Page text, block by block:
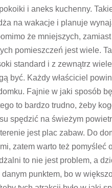
i aneks kuchenny.
na wakacje i planuje
że mniejszych,
pomieszczeń jest wiele.
standard i z zewnątrz
być. Każdy właściciel
Fajnie w jaki sposób
to bardzo trudno, żeby
spędzić na świeżym
jest plac zabaw. Do
zatem warto też pomyśleć
to nie jest problem, a
punktem, bo w